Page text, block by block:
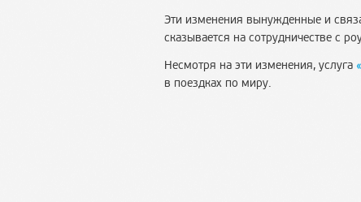
Эти изменения вынужденные и
сказывается на сотрудничестве с
Несмотря на эти изменения, услуга
в поездках по миру.